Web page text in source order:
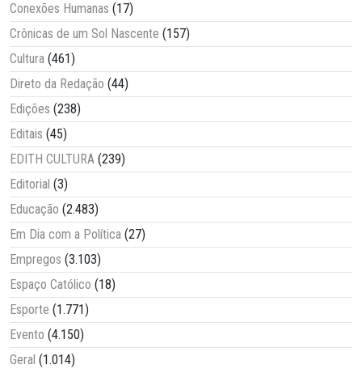
Conexões Humanas (17)
Crônicas de um Sol Nascente (157)
Cultura (461)
Direto da Redação (44)
Edições (238)
Editais (45)
EDITH CULTURA (239)
Editorial (3)
Educação (2.483)
Em Dia com a Política (27)
Empregos (3.103)
Espaço Católico (18)
Esporte (1.771)
Evento (4.150)
Geral (1.014)